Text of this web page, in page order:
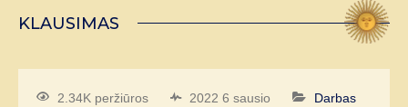
KLAUSIMAS
2.34K peržiūros 2022 6 sausio Darbas